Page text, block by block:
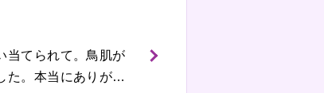
当てられて。鳥肌が
た。本当にありが